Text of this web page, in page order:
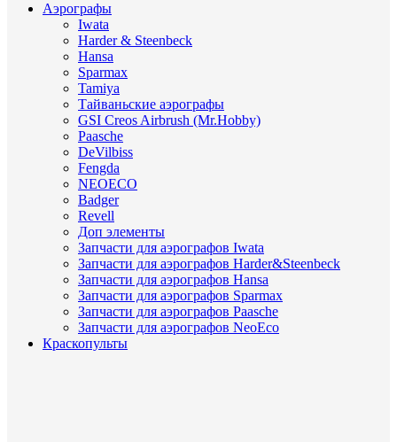
Аэрографы
Iwata
Harder & Steenbeck
Hansa
Sparmax
Tamiya
Тайваньские аэрографы
GSI Creos Airbrush (Mr.Hobby)
Paasche
DeVilbiss
Fengda
NEOECO
Badger
Revell
Доп элементы
Запчасти для аэрографов Iwata
Запчасти для аэрографов Harder&Steenbeck
Запчасти для аэрографов Hansa
Запчасти для аэрографов Sparmax
Запчасти для аэрографов Paasche
Запчасти для аэрографов NeoEco
Краскопульты